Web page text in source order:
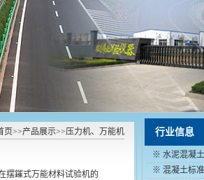
页>>产品展示>>压力机、万能机
摆鏙式万能材料试验机的
行业信息
※ 水泥混凝
※ 混凝土标